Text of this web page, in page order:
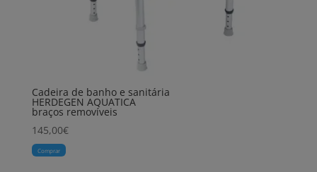
Cadeira de banho e sanitária
HERDEGEN AQUATICA
braços removíveis
145,00€
Comprar